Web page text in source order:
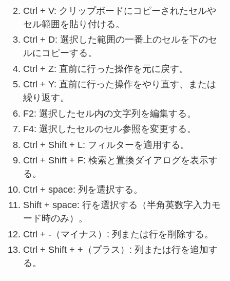
Ctrl + V: クリップボードにコピーされたセルや
セル範囲を貼り付ける。
Ctrl + D: 選択した範囲の一番上のセルを下のセ
ルにコピーする。
Ctrl + Z: 直前に行った操作を元に戻す。
Ctrl + Y: 直前に行った操作をやり直す、または
繰り返す。
F2: 選択したセル内の文字列を編集する。
F4: 選択したセルのセル参照を変更する。
Ctrl + Shift + L: フィルターを適用する。
Ctrl + Shift + F: 検索と置換ダイアログを表示す
る。
Ctrl + space: 列を選択する。
Shift + space: 行を選択する（半角英数字入力モ
ード時のみ）。
Ctrl + -（マイナス）: 列または行を削除する。
Ctrl + Shift + +（プラス）: 列または行を追加す
る。